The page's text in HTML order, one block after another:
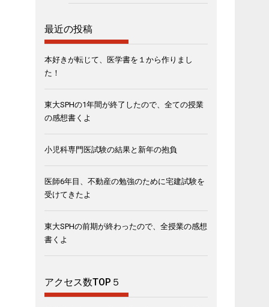
最近の投稿
本好きが転じて、医学書を１から作りまし
た！
東大SPHの1年間が終了したので、全ての授業
の感想書くよ
小児科専門医試験の結果と新年の抱負
医師6年目、不動産の勉強のために宅建試験を
受けてきたよ
東大SPHの前期が終わったので、全授業の感想
書くよ
アクセス数TOP５